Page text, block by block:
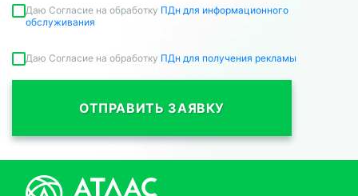
Даю Согласие на обработку ПДн для информационного
обслуживания
Даю Согласие на обработку ПДн для получения рекламы
ОТПРАВИТЬ ЗАЯВКУ